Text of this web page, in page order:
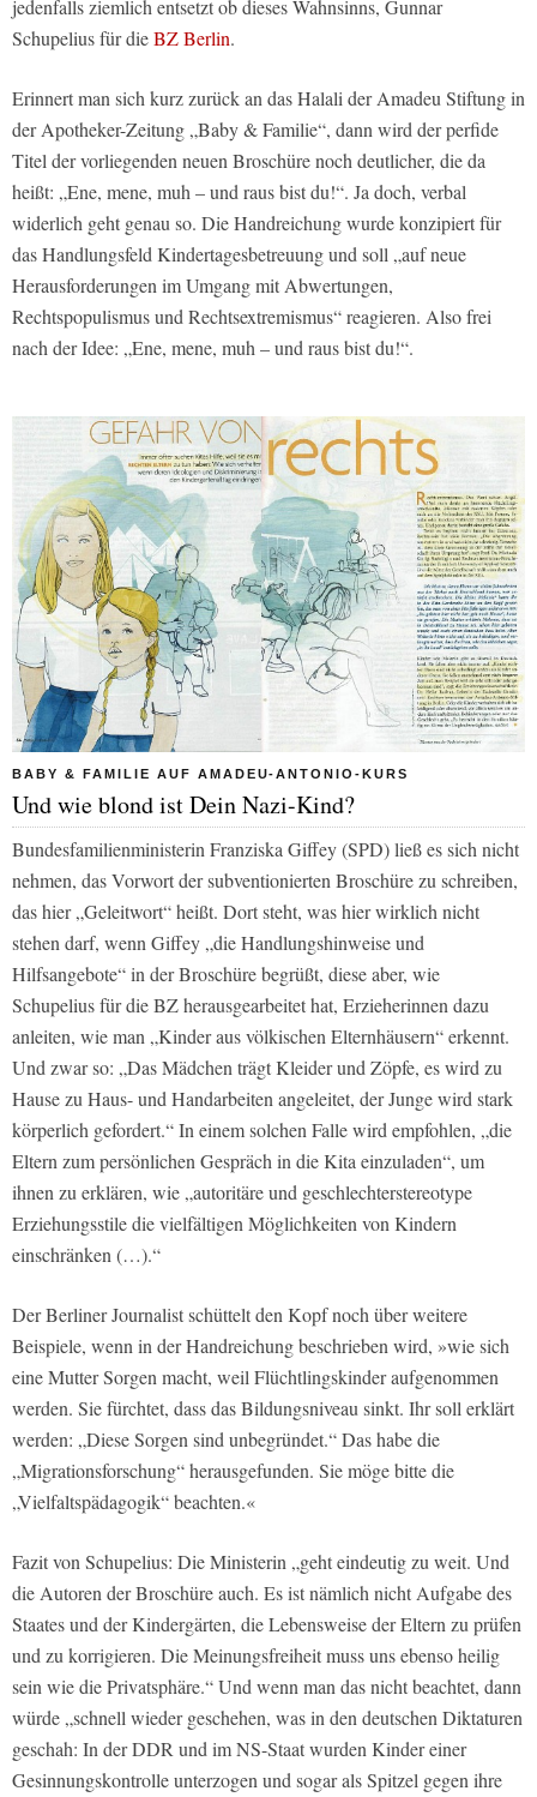
jedenfalls ziemlich entsetzt ob dieses Wahnsinns, Gunnar
Schupelius für dieBZ Berlin.
Erinnert man sich kurz zurück an das Halali der Amadeu Stiftung in
der Apotheker-Zeitung „Baby & Familie“, dann wird der perfide
Titel der vorliegenden neuen Broschüre noch deutlicher, die da
heißt: „Ene, mene, muh – und raus bist du!“. Ja doch, verbal
widerlich geht genau so. Die Handreichung wurde konzipiert für
das Handlungsfeld Kindertagesbetreuung und soll „auf neue
Herausforderungen im Umgang mit Abwertungen,
Rechtspopulismus und Rechtsextremismus“ reagieren. Also frei
nach der Idee: „Ene, mene, muh – und raus bist du!“.
BABY & FAMILIE AUF AMADEU-ANTONIO-KURS
Und wie blond ist Dein Nazi-Kind?
Bundesfamilienministerin Franziska Giffey (SPD) ließ es sich nicht
nehmen, das Vorwort der subventionierten Broschüre zu schreiben,
das hier „Geleitwort“ heißt. Dort steht, was hier wirklich nicht
stehen darf, wenn Giffey „die Handlungshinweise und
Hilfsangebote“ in der Broschüre begrüßt, diese aber, wie
Schupelius für die BZ herausgearbeitet hat, Erzieherinnen dazu
anleiten, wie man „Kinder aus völkischen Elternhäusern“ erkennt.
Und zwar so: „Das Mädchen trägt Kleider und Zöpfe, es wird zu
Hause zu Haus- und Handarbeiten angeleitet, der Junge wird stark
körperlich gefordert.“ In einem solchen Falle wird empfohlen, „die
Eltern zum persönlichen Gespräch in die Kita einzuladen“, um
ihnen zu erklären, wie „autoritäre und geschlechterstereotype
Erziehungsstile die vielfältigen Möglichkeiten von Kindern
einschränken (…).“
Der Berliner Journalist schüttelt den Kopf noch über weitere
Beispiele, wenn in der Handreichung beschrieben wird, »wie sich
eine Mutter Sorgen macht, weil Flüchtlingskinder aufgenommen
werden. Sie fürchtet, dass das Bildungsniveau sinkt. Ihr soll erklärt
werden: „Diese Sorgen sind unbegründet.“ Das habe die
„Migrationsforschung“ herausgefunden. Sie möge bitte die
„Vielfaltspädagogik“ beachten.«
Fazit von Schupelius: Die Ministerin „geht eindeutig zu weit. Und
die Autoren der Broschüre auch. Es ist nämlich nicht Aufgabe des
Staates und der Kindergärten, die Lebensweise der Eltern zu prüfen
und zu korrigieren. Die Meinungsfreiheit muss uns ebenso heilig
sein wie die Privatsphäre.“ Und wenn man das nicht beachtet, dann
würde „schnell wieder geschehen, was in den deutschen Diktaturen
geschah: In der DDR und im NS-Staat wurden Kinder einer
Gesinnungskontrolle unterzogen und sogar als Spitzel gegen ihre